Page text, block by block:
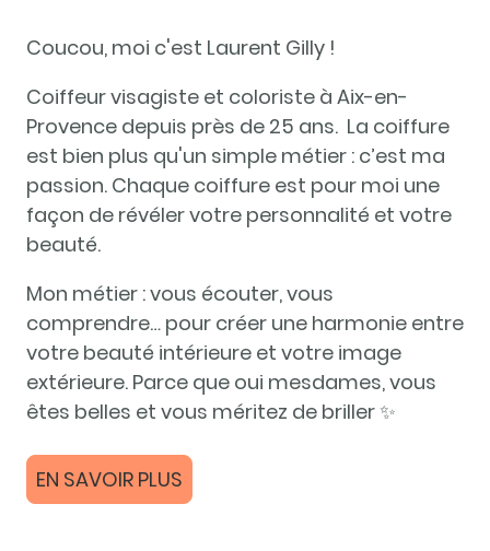
Coucou, moi c'est Laurent Gilly !
Coiffeur visagiste et coloriste à Aix-en-
Provence depuis près de 25 ans. La coiffure
est bien plus qu'un simple métier : c’est ma
passion. Chaque coiffure est pour moi une
façon de révéler votre personnalité et votre
beauté.
Mon métier : vous écouter, vous
comprendre… pour créer une harmonie entre
votre beauté intérieure et votre image
extérieure. Parce que oui mesdames, vous
êtes belles et vous méritez de briller ✨
EN SAVOIR PLUS